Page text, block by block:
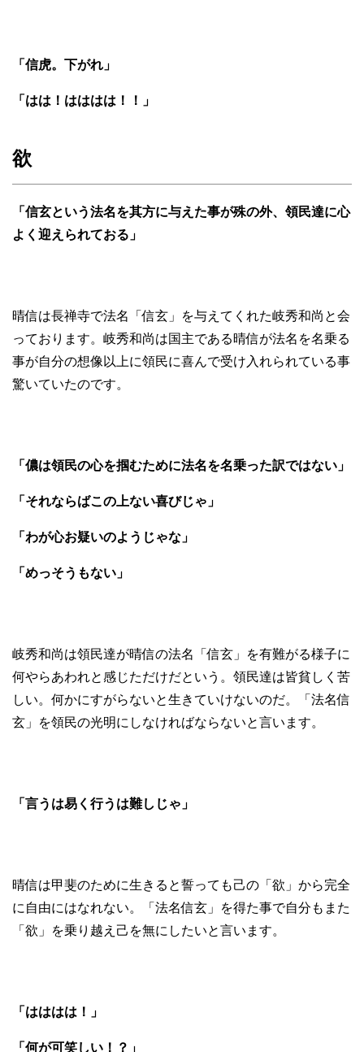
「信虎。下がれ」
「はは！はははは！！」
欲
「信玄という法名を其方に与えた事が殊の外、領民達に心
よく迎えられておる」
晴信は長禅寺で法名「信玄」を与えてくれた岐秀和尚と会
っております。岐秀和尚は国主である晴信が法名を名乗る
事が自分の想像以上に領民に喜んで受け入れられている事
驚いていたのです。
「儂は領民の心を掴むために法名を名乗った訳ではない」
「それならばこの上ない喜びじゃ」
「わが心お疑いのようじゃな」
「めっそうもない」
岐秀和尚は領民達が晴信の法名「信玄」を有難がる様子に
何やらあわれと感じただけだという。領民達は皆貧しく苦
しい。何かにすがらないと生きていけないのだ。「法名信
玄」を領民の光明にしなければならないと言います。
「言うは易く行うは難しじゃ」
晴信は甲斐のために生きると誓っても己の「欲」から完全
に自由にはなれない。「法名信玄」を得た事で自分もまた
「欲」を乗り越え己を無にしたいと言います。
「はははは！」
「何が可笑しい！？」